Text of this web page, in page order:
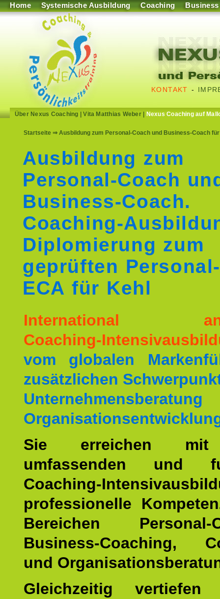
Home Systemische Ausbildung Coaching Business
KONTAKT -
Über Nexus Coaching |Vita Matthias Weber| Nexus Coaching auf
Startseite ⇒ Ausbildung zum Personal-Coach und Business-Coach
Ausbildung zum
Personal-Coach
Business-Coach.
Coaching-
Diplomierung zum
geprüften
ECA für Kehl
International
Coaching-
vom globalen
zusätzlichen
Sie erreichen mit
umfassenden und
Coaching-
professionelle
Bereichen Personal-
Business-Coaching,
und
Gleichzeitig